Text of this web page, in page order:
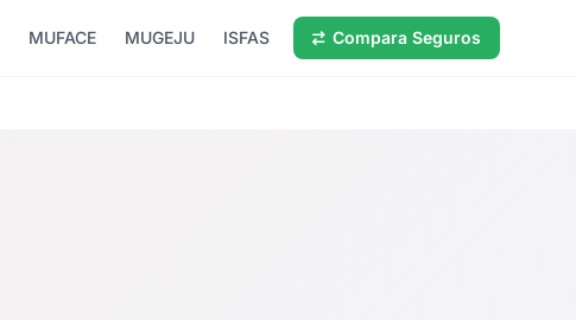
MUFACE MUGEJU ISFAS Compara Seguros